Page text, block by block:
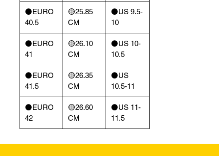
⚫️EURO
40.5
🟡25.85
CM
⚫️US 9.5-
10
⚫️EURO
41
🟡26.10
CM
⚫️US 10-
10.5
⚫️EURO
41.5
🟡26.35
CM
⚫️US
10.5-11
⚫️EURO
42
🟡26.60
CM
⚫️US 11-
11.5